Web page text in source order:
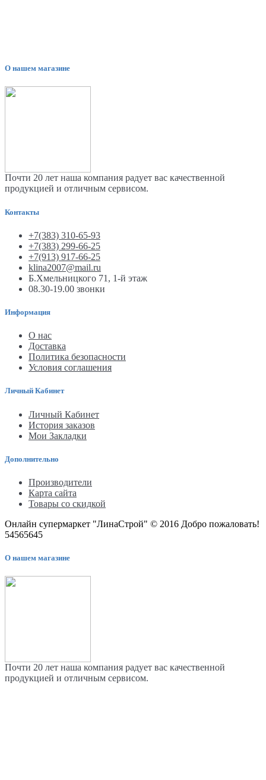
О нашем магазине
Почти 20 лет наша компания радует вас качественной
продукцией и отличным сервисом.
Контакты
+7(383) 310-65-93
+7(383) 299-66-25
+7(913) 917-66-25
klina2007@mail.ru
Б.Хмельницкого 71, 1-й этаж
08.30-19.00 звонки
Информация
О нас
Доставка
Политика безопасности
Условия соглашения
Личный Кабинет
Личный Кабинет
История заказов
Мои Закладки
Дополнительно
Производители
Карта сайта
Товары со скидкой
Онлайн супермаркет "ЛинаСтрой" © 2016 Добро пожаловать!
54565645
О нашем магазине
Почти 20 лет наша компания радует вас качественной
продукцией и отличным сервисом.